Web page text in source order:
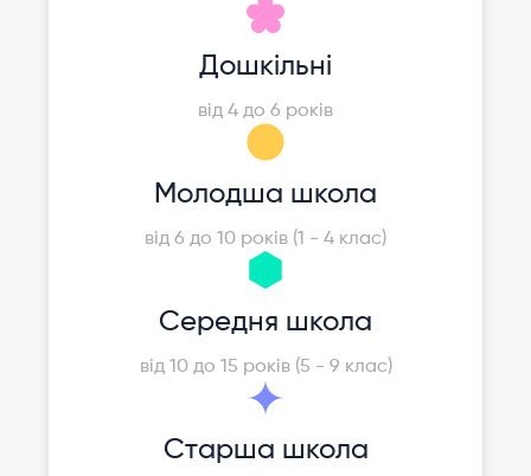
Дошкільні
від 4 до 6 років
Молодша школа
від 6 до 10 років (1 - 4 клас)
Середня школа
від 10 до 15 років (5 - 9 клас)
Старша школа